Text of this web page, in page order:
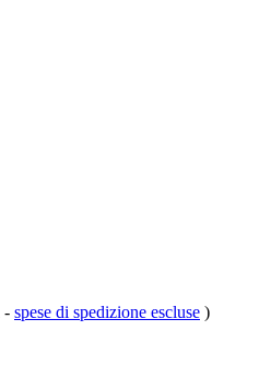
- spese di spedizione escluse )